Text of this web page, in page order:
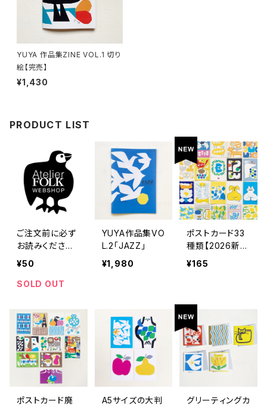
YUYA 作品集ZINE VOL.1 切り
絵【完売】
¥1,430
PRODUCT LIST
ご注文前に必ず
お読みください
（50円不要）
¥50
SOLD OUT
YUYA作品集VO
L.2「JAZZ」
¥1,980
ポストカード33
種類【2026新作
あり】
¥165
ポストカード廃
A5サイズの大判
グリーティングカ